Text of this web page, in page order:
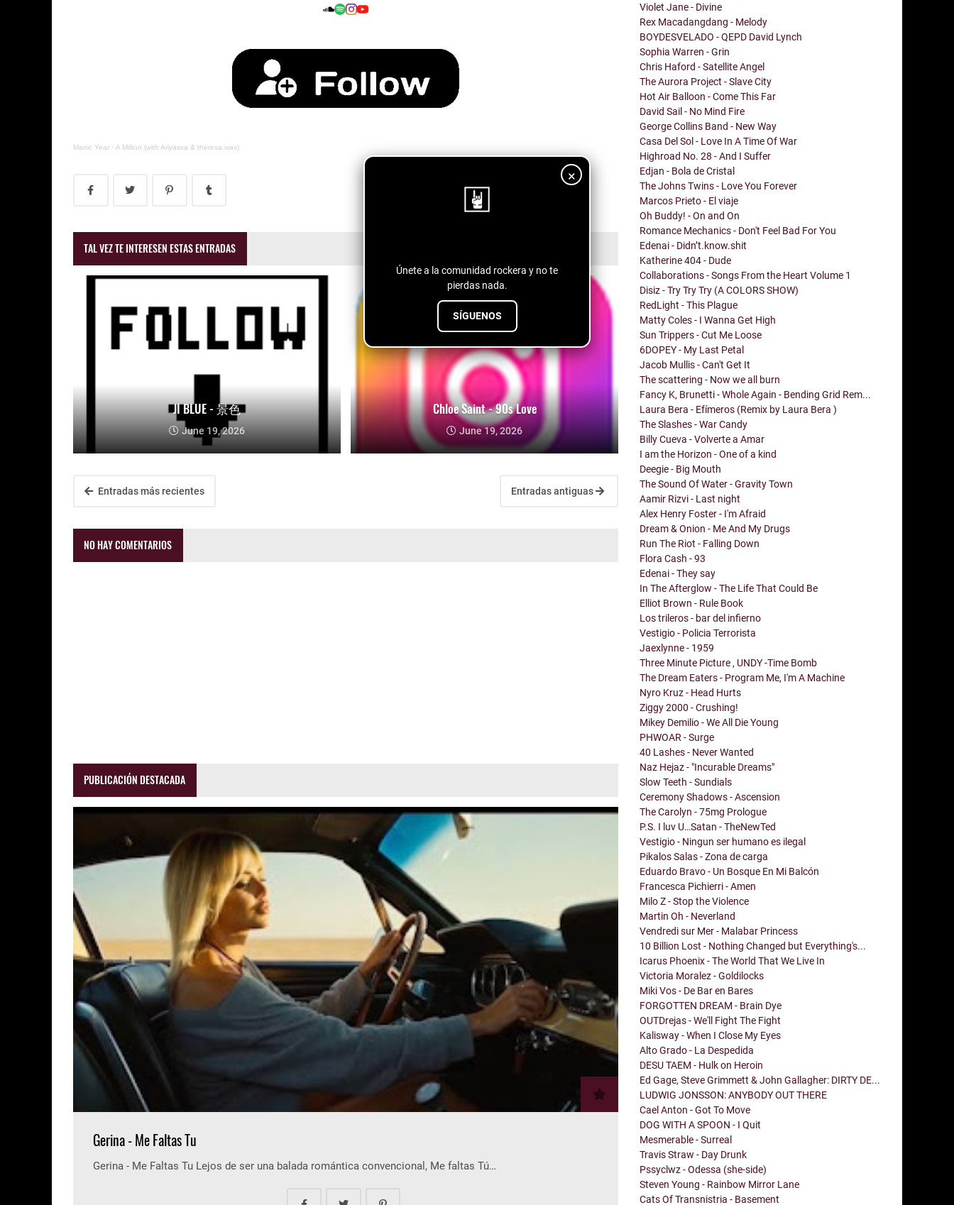
×
Únete a la comunidad rockera y no te
pierdas nada.
SÍGUENOS
Manic Year · A Million (with Ariyassa & theresa.wav)
TAL VEZ TE INTERESEN ESTAS ENTRADAS
JI BLUE - 景色
June 19, 2026
Chloe Saint - 90s Love
June 19, 2026
Entradas más recientes Entradas antiguas
NO HAY COMENTARIOS
PUBLICACIÓN DESTACADA
Gerina - Me Faltas Tu
Gerina - Me Faltas Tu Lejos de ser una balada romántica convencional, Me faltas Tú…
Violet Jane - Divine
Rex Macadangdang - Melody
BOYDESVELADO - QEPD David Lynch
Sophia Warren - Grin
Chris Haford - Satellite Angel
The Aurora Project - Slave City
Hot Air Balloon - Come This Far
David Sail - No Mind Fire
George Collins Band - New Way
Casa Del Sol - Love In A Time Of War
Highroad No. 28 - And I Suffer
Edjan - Bola de Cristal
The Johns Twins - Love You Forever
Marcos Prieto - El viaje
Oh Buddy! - On and On
Romance Mechanics - Don't Feel Bad For You
Edenai - Didn’t.know.shit
Katherine 404 - Dude
Collaborations - Songs From the Heart Volume 1
Disiz - Try Try Try (A COLORS SHOW)
RedLight - This Plague
Matty Coles - I Wanna Get High
Sun Trippers - Cut Me Loose
6DOPEY - My Last Petal
Jacob Mullis - Can't Get It
The scattering - Now we all burn
Fancy K, Brunetti - Whole Again - Bending Grid Rem...
Laura Bera - Efímeros (Remix by Laura Bera )
The Slashes - War Candy
Billy Cueva - Volverte a Amar
I am the Horizon - One of a kind
Deegie - Big Mouth
The Sound Of Water - Gravity Town
Aamir Rizvi - Last night
Alex Henry Foster - I'm Afraid
Dream & Onion - Me And My Drugs
Run The Riot - Falling Down
Flora Cash - 93
Edenai - They say
In The Afterglow - The Life That Could Be
Elliot Brown - Rule Book
Los trileros - bar del infierno
Vestigio - Policia Terrorista
Jaexlynne - 1959
Three Minute Picture , UNDY -Time Bomb
The Dream Eaters - Program Me, I'm A Machine
Nyro Kruz - Head Hurts
Ziggy 2000 - Crushing!
Mikey Demilio - We All Die Young
PHWOAR - Surge
40 Lashes - Never Wanted
Naz Hejaz - "Incurable Dreams"
Slow Teeth - Sundials
Ceremony Shadows - Ascension
The Carolyn - 75mg Prologue
P.S. I luv U…Satan - TheNewTed
Vestigio - Ningun ser humano es ilegal
Pikalos Salas - Zona de carga
Eduardo Bravo - Un Bosque En Mi Balcón
Francesca Pichierri - Amen
Milo Z - Stop the Violence
Martin Oh - Neverland
Vendredi sur Mer - Malabar Princess
10 Billion Lost - Nothing Changed but Everything's...
Icarus Phoenix - The World That We Live In
Victoria Moralez - Goldilocks
Miki Vos - De Bar en Bares
FORGOTTEN DREAM - Brain Dye
OUTDrejas - We'll Fight The Fight
Kalisway - When I Close My Eyes
Alto Grado - La Despedida
DESU TAEM - Hulk on Heroin
Ed Gage, Steve Grimmett & John Gallagher: DIRTY DE...
LUDWIG JONSSON: ANYBODY OUT THERE
Cael Anton - Got To Move
DOG WITH A SPOON - I Quit
Mesmerable - Surreal
Travis Straw - Day Drunk
Pssyclwz - Odessa (she-side)
Steven Young - Rainbow Mirror Lane
Cats Of Transnistria - Basement